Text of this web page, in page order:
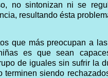
no sintonizan ni se
resultando ésta
que más preocupan a
es que sean
de iguales sin sufrir la
terminen siendo